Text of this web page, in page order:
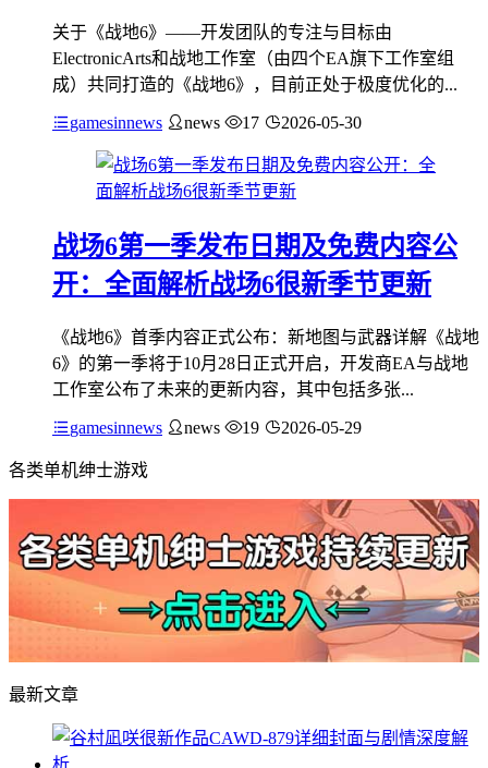
关于《战地6》——开发团队的专注与目标由
ElectronicArts和战地工作室（由四个EA旗下工作室组
成）共同打造的《战地6》，目前正处于极度优化的...
gamesinnews news 17 2026-05-30
战场6第一季发布日期及免费内容公
开：全面解析战场6很新季节更新
《战地6》首季内容正式公布：新地图与武器详解《战地
6》的第一季将于10月28日正式开启，开发商EA与战地
工作室公布了未来的更新内容，其中包括多张...
gamesinnews news 19 2026-05-29
各类单机绅士游戏
最新文章